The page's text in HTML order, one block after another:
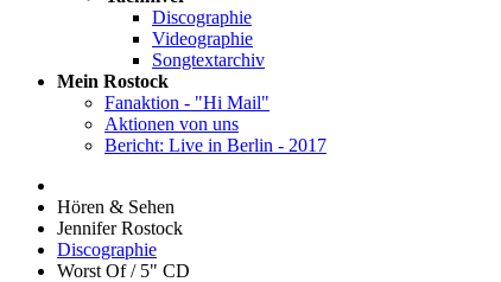
Discographie
Videographie
Songtextarchiv
Mein Rostock
Fanaktion - "Hi Mail"
Aktionen von uns
Bericht: Live in Berlin - 2017
Hören & Sehen
Jennifer Rostock
Discographie
Worst Of / 5" CD